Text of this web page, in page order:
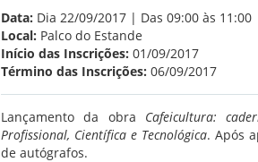
Data: Dia 22/09/2017 | Das 09:00 às 11:00
Local: Palco do Estande
Início das Inscrições: 01/09/2017
Término das Inscrições: 06/09/2017
Lançamento da obra Cafeicultura:
Profissional, Científica e Tecnológica. Após
de autógrafos.